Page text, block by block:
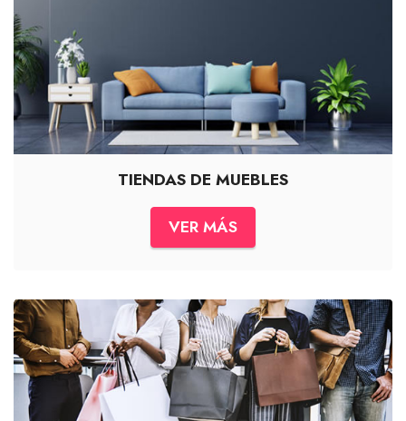
TIENDAS DE MUEBLES
VER MÁS